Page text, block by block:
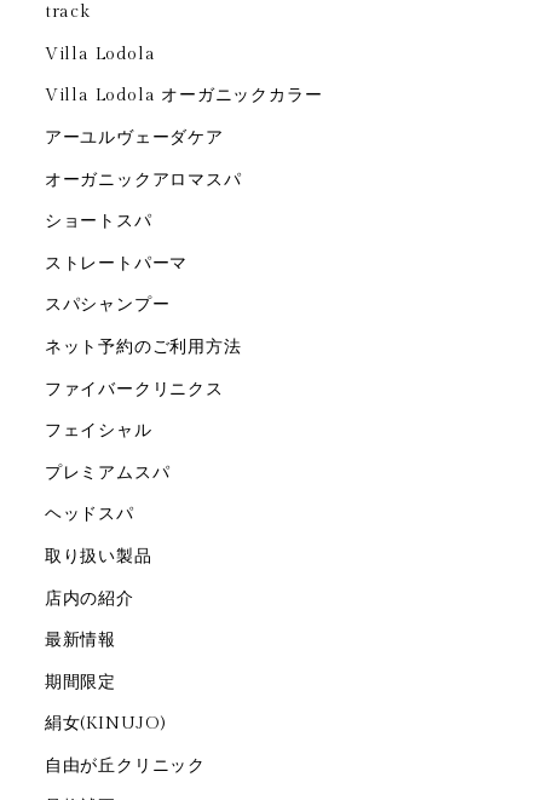
track
Villa Lodola
Villa Lodola オーガニックカラー
アーユルヴェーダケア
オーガニックアロマスパ
ショートスパ
ストレートパーマ
スパシャンプー
ネット予約のご利用方法
ファイバークリニクス
フェイシャル
プレミアムスパ
ヘッドスパ
取り扱い製品
店内の紹介
最新情報
期間限定
絹女(KINUJO)
自由が丘クリニック